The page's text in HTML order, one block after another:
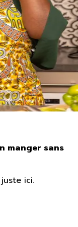
manger sans
ici.